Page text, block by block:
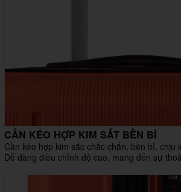
CẦN KÉO HỢP KIM SẮT BỀN BỈ
Cần kéo hợp kim sắc chắc chắn, bền bỉ, chịu
Dễ dàng điều chỉnh độ cao, mang đến sự